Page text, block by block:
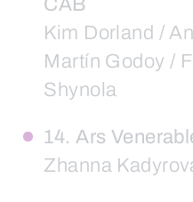
Kim Dorland /
Martín Godoy /
Shynola
14. Ars
Zhanna